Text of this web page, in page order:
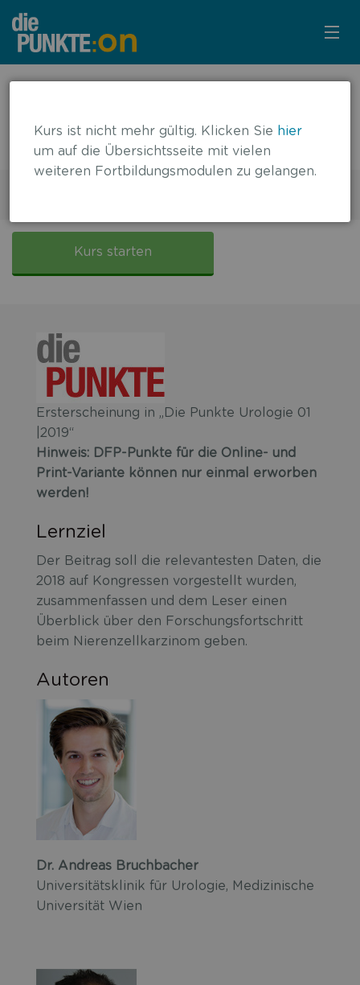
KURSÜBERSICHT
LOGIN
KOSTENLOS ANMELDEN
Nierenzellkarzinom – relevante
Studiendaten 2018
Nierenzellkarzinom
Kurs starten
Ersterscheinung in „Die Punkte Urologie 01
|2019“
Hinweis: DFP-Punkte für die Online- und
Print-Variante können nur einmal erworben
werden!
Lernziel
Der Beitrag soll die relevantesten Daten, die
2018 auf Kongressen vorgestellt wurden,
zusammenfassen und dem Leser einen
Überblick über den Forschungsfortschritt
beim Nierenzellkarzinom geben.
Autoren
Dr. Andreas Bruchbacher
Universitätsklinik für Urologie, Medizinische
Universität Wien
Kurs ist nicht mehr gültig. Klicken Sie hier
um auf die Übersichtsseite mit vielen
weiteren Fortbildungsmodulen zu gelangen.